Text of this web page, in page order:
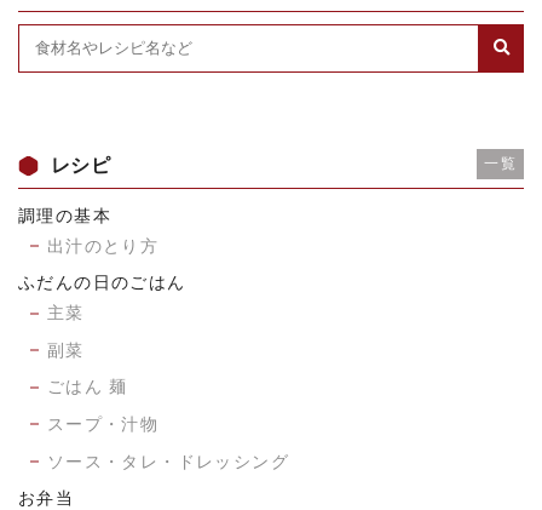
レシピ 一覧
調理の基本
出汁のとり方
ふだんの日のごはん
主菜
副菜
ごはん 麺
スープ・汁物
ソース・タレ・ドレッシング
お弁当